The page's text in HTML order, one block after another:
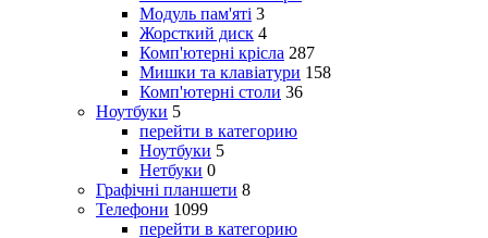
Модуль пам'яті 3
Жорсткий диск 4
Комп'ютерні крісла 287
Мишки та клавіатури 158
Комп'ютерні столи 36
Ноутбуки 5
перейти в категорию
Ноутбуки 5
Нетбуки 0
Графічні планшети 8
Телефони 1099
перейти в категорию